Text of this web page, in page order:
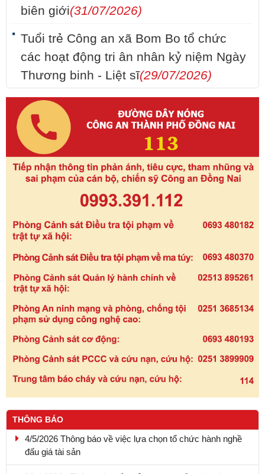
biên giới(31/07/2026)
Tuổi trẻ Công an xã Bom Bo tổ chức
các hoạt động tri ân nhân kỷ niệm Ngày
Thương binh - Liệt sĩ(29/07/2026)
THÔNG BÁO
4/5/2026 Thông báo về việc lựa chọn tổ chức hành nghề
đấu giá tài sản